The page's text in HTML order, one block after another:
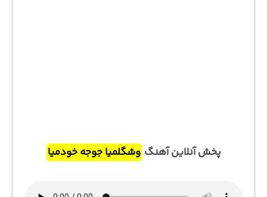
پخش آنلاین آهنگ وشگلمیا جوجه خودمیا